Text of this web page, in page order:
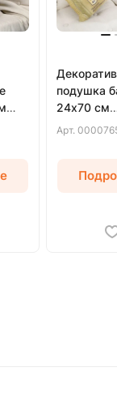
подушка
24х70 см
(Бежевый)
Арт.